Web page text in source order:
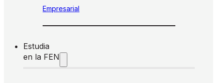
Empresarial
Estudia
en la FEN